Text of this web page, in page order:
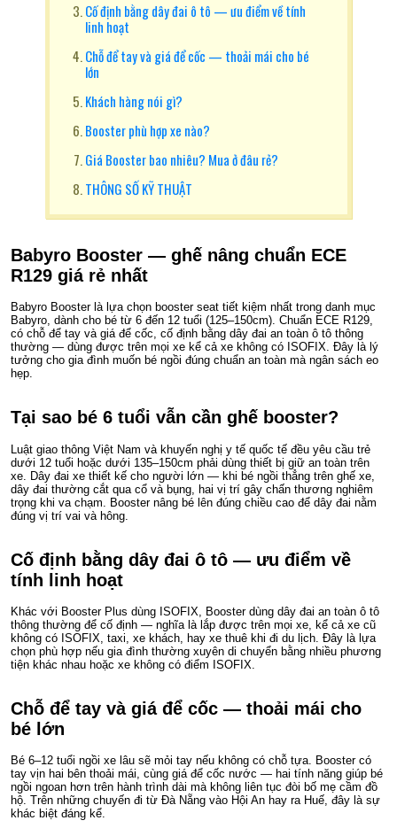
Cố định bằng dây đai ô tô — ưu điểm về tính
linh hoạt
Chỗ để tay và giá để cốc — thoải mái cho bé
lớn
Khách hàng nói gì?
Booster phù hợp xe nào?
Giá Booster bao nhiêu? Mua ở đâu rẻ?
THÔNG SỐ KỸ THUẬT
Babyro Booster — ghế nâng chuẩn ECE
R129 giá rẻ nhất
Babyro Booster là lựa chọn booster seat tiết kiệm nhất trong danh mục
Babyro, dành cho bé từ 6 đến 12 tuổi (125–150cm). Chuẩn ECE R129,
có chỗ để tay và giá để cốc, cố định bằng dây đai an toàn ô tô thông
thường — dùng được trên mọi xe kể cả xe không có ISOFIX. Đây là lý
tưởng cho gia đình muốn bé ngồi đúng chuẩn an toàn mà ngân sách eo
hẹp.
Tại sao bé 6 tuổi vẫn cần ghế booster?
Luật giao thông Việt Nam và khuyến nghị y tế quốc tế đều yêu cầu trẻ
dưới 12 tuổi hoặc dưới 135–150cm phải dùng thiết bị giữ an toàn trên
xe. Dây đai xe thiết kế cho người lớn — khi bé ngồi thẳng trên ghế xe,
dây đai thường cắt qua cổ và bụng, hai vị trí gây chấn thương nghiêm
trọng khi va chạm. Booster nâng bé lên đúng chiều cao để dây đai nằm
đúng vị trí vai và hông.
Cố định bằng dây đai ô tô — ưu điểm về
tính linh hoạt
Khác với Booster Plus dùng ISOFIX, Booster dùng dây đai an toàn ô tô
thông thường để cố định — nghĩa là lắp được trên mọi xe, kể cả xe cũ
không có ISOFIX, taxi, xe khách, hay xe thuê khi đi du lịch. Đây là lựa
chọn phù hợp nếu gia đình thường xuyên di chuyển bằng nhiều phương
tiện khác nhau hoặc xe không có điểm ISOFIX.
Chỗ để tay và giá để cốc — thoải mái cho
bé lớn
Bé 6–12 tuổi ngồi xe lâu sẽ mỏi tay nếu không có chỗ tựa. Booster có
tay vịn hai bên thoải mái, cùng giá để cốc nước — hai tính năng giúp bé
ngồi ngoan hơn trên hành trình dài mà không liên tục đòi bố mẹ cầm đồ
hộ. Trên những chuyến đi từ Đà Nẵng vào Hội An hay ra Huế, đây là sự
khác biệt đáng kể.